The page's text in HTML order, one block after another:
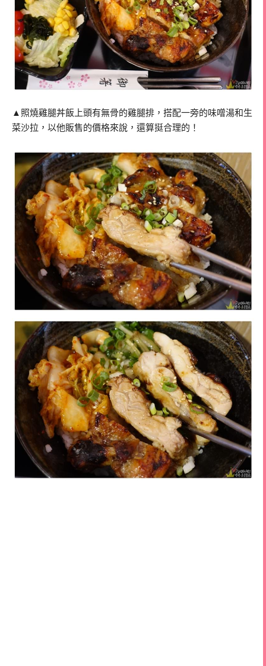
▲照燒雞腿丼飯上頭有無骨的雞腿排，搭配一旁的味噌湯和生
菜沙拉，以他販售的價格來說，還算挺合理的！